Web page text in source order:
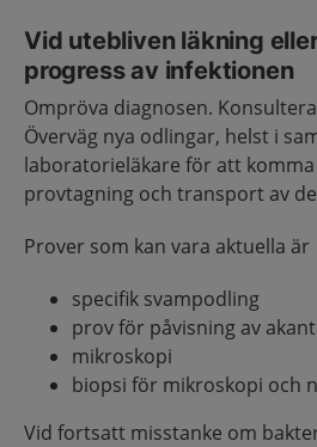
Vid utebliven läkning
progress av infektionen
Ompröva diagnosen.
Överväg nya odlingar, helst i
laboratorieläkare för att
provtagning och transport av
Prover som kan vara aktuella är
specifik svampodling
prov för påvisning av
mikroskopi
biopsi för mikroskopi och
Vid fortsatt misstanke om